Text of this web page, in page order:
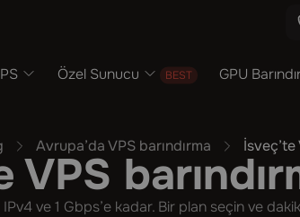
Özel Sunucu GPU
Avrupa’da VPS barındırma İsveç’te
VPS
ve 1 Gbps’e kadar. Bir plan seçin ve